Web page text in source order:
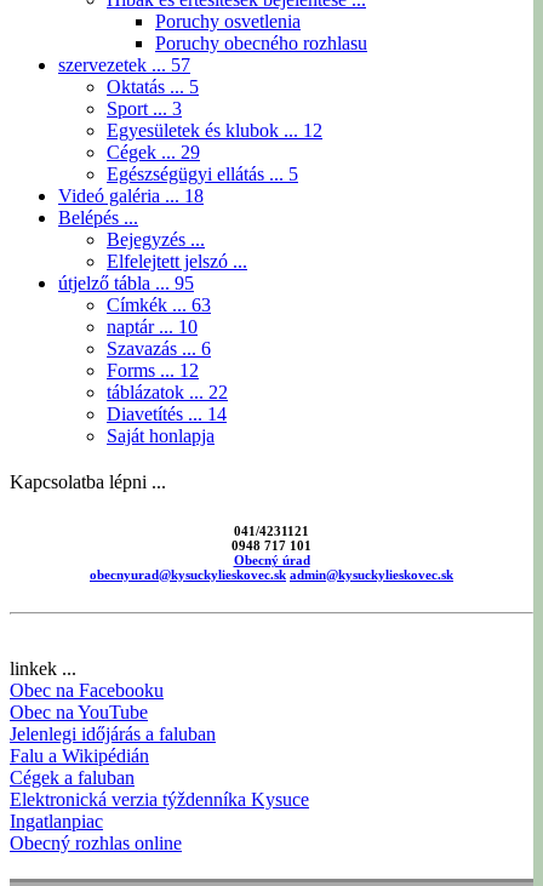
Poruchy osvetlenia
Poruchy obecného rozhlasu
szervezetek ... 57
Oktatás ... 5
Sport ... 3
Egyesületek és klubok ... 12
Cégek ... 29
Egészségügyi ellátás ... 5
Videó galéria ... 18
Belépés ...
Bejegyzés ...
Elfelejtett jelszó ...
útjelző tábla ... 95
Címkék ... 63
naptár ... 10
Szavazás ... 6
Forms ... 12
táblázatok ... 22
Diavetítés ... 14
Saját honlapja
Kapcsolatba lépni ...
041/4231121
0948 717 101
Obecný úrad
obecnyurad@kysuckylieskovec.sk admin@kysuckylieskovec.sk
linkek ...
Obec na Facebooku
Obec na YouTube
Jelenlegi időjárás a faluban
Falu a Wikipédián
Cégek a faluban
Elektronická verzia týždenníka Kysuce
Ingatlanpiac
Obecný rozhlas online